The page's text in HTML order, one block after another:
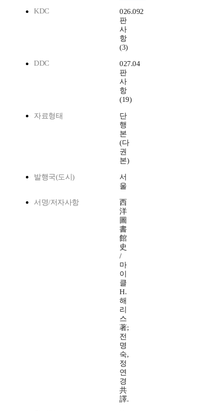
KDC
026.092
판
사
항
(3)
DDC
027.04
판
사
항
(19)
자료형태
단
행
본
(다
권
본)
발행국(도시)
서
울
서명/저자사항
西
洋
圖
書
館
史
/
마
이
클
H.
해
리
스
著;
전
명
숙,
정
연
경
共
譯.